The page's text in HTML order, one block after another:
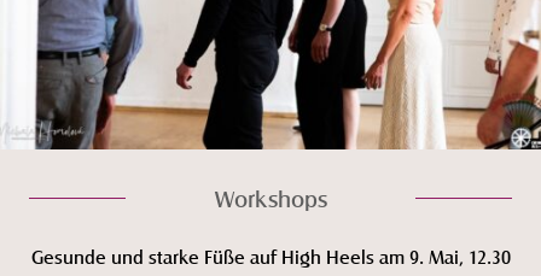
Workshops
Gesunde und starke Füße auf High Heels am 9. Mai, 12.30